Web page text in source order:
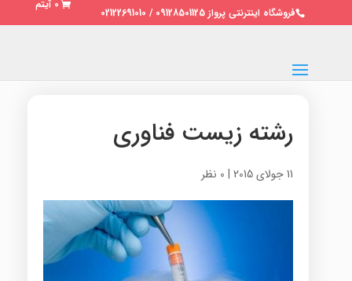
فروشگاه اینترنتی پرواز 09128501125 / 02122691010
0 آیتم
رشته زیست فناوری
11 جولای 2015 | 0 نظر